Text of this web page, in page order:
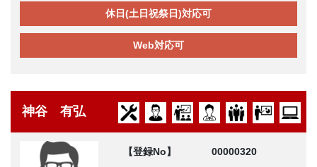
休日(土日祝祭日)対応可
Web対応可
神谷 有弘
【登録No】
00000320